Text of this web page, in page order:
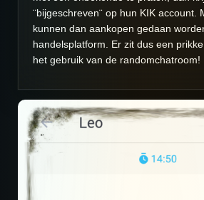
¨bijgeschreven¨ op hun KIK account.
kunnen dan aankopen gedaan
handelsplatform. Er zit dus een
het gebruik van de randomchatroom!